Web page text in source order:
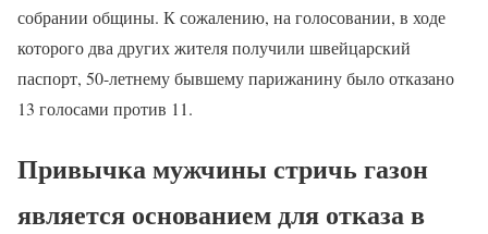
собрании общины. К сожалению, на голосовании, в ходе
которого два других жителя получили швейцарский
паспорт, 50-летнему бывшему парижанину было отказано
13 голосами против 11.
Привычка мужчины стричь газон
является основанием для отказа в